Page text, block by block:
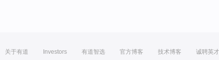
关于有道 Investors 有道智选 官方博客 技术博客 诚聘英才